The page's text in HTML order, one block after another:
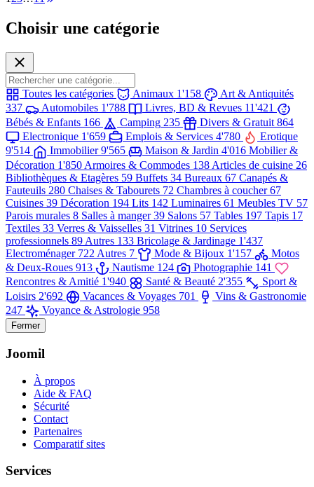
Choisir une catégorie
Toutes les catégories Animaux 1'158
Art & Antiquités
337
Automobiles 1'788 Livres, BD & Revues 11'421
Bébés & Enfants 166 Camping 235 Divers & Gratuit 864
Electronique 1'659 Emplois & Services 4'780
Erotique
9'514
Immobilier 9'565 Maison & Jardin 4'016 Mobilier &
Décoration 1'850 Armoires & Commodes 138 Articles de cuisine 26
Bibliothèques & Etagères 59 Buffets 34 Bureaux 67 Canapés &
Fauteuils 280 Chaises & Tabourets 72 Chambres à coucher 67
Cuisines 39 Décoration 194 Lits 142 Luminaires 61 Meubles TV 57
Parois murales 8 Salles à manger 39 Salons 57 Tables 197 Tapis 17
Textiles 33 Verres & Vaisselles 31 Vitrines 10 Services
professionnels 89 Autres 133 Bricolage & Jardinage 1'437
Electroménager 722 Autres 7 Mode & Bijoux 1'157
Motos
& Deux-Roues 913 Nautisme 124 Photographie 141
Rencontres & Amitié 1'940 Santé & Beauté 2'355
Sport &
Loisirs 2'692 Vacances & Voyages 701
Vins & Gastronomie
247
Voyance & Astrologie 958
Fermer
Joomil
À propos
Aide & FAQ
Sécurité
Contact
Partenaires
Comparatif sites
Services